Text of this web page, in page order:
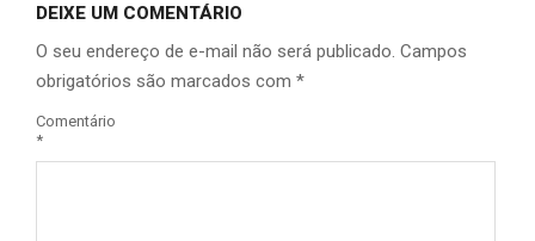
DEIXE UM COMENTÁRIO
O seu endereço de e-mail não será publicado. Campos
obrigatórios são marcados com *
Comentário
*